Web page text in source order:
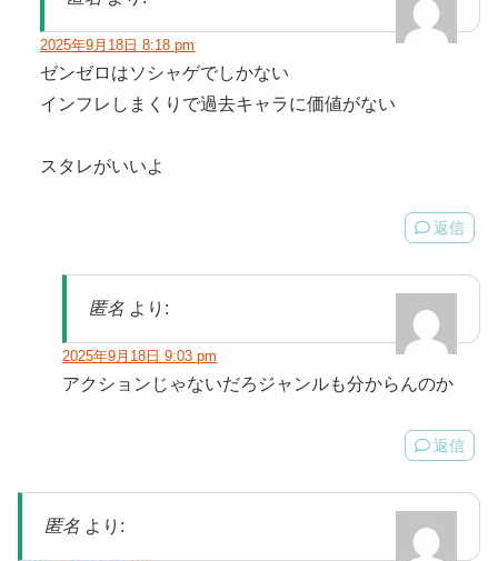
2025年9月18日 8:18 pm
ゼンゼロはソシャゲでしかない
インフレしまくりで過去キャラに価値がない
スタレがいいよ
返信
匿名 より:
2025年9月18日 9:03 pm
アクションじゃないだろジャンルも分からんのか
返信
匿名 より: